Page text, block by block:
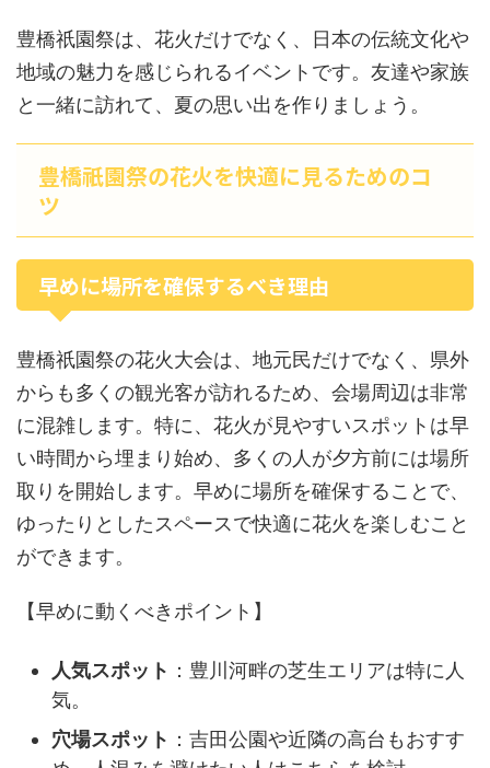
豊橋祇園祭は、花火だけでなく、日本の伝統文化や
地域の魅力を感じられるイベントです。友達や家族
と一緒に訪れて、夏の思い出を作りましょう。
豊橋祇園祭の花火を快適に見るためのコ
ツ
早めに場所を確保するべき理由
豊橋祇園祭の花火大会は、地元民だけでなく、県外
からも多くの観光客が訪れるため、会場周辺は非常
に混雑します。特に、花火が見やすいスポットは早
い時間から埋まり始め、多くの人が夕方前には場所
取りを開始します。早めに場所を確保することで、
ゆったりとしたスペースで快適に花火を楽しむこと
ができます。
【早めに動くべきポイント】
人気スポット ：豊川河畔の芝生エリアは特に人
気。
穴場スポット ：吉田公園や近隣の高台もおすす